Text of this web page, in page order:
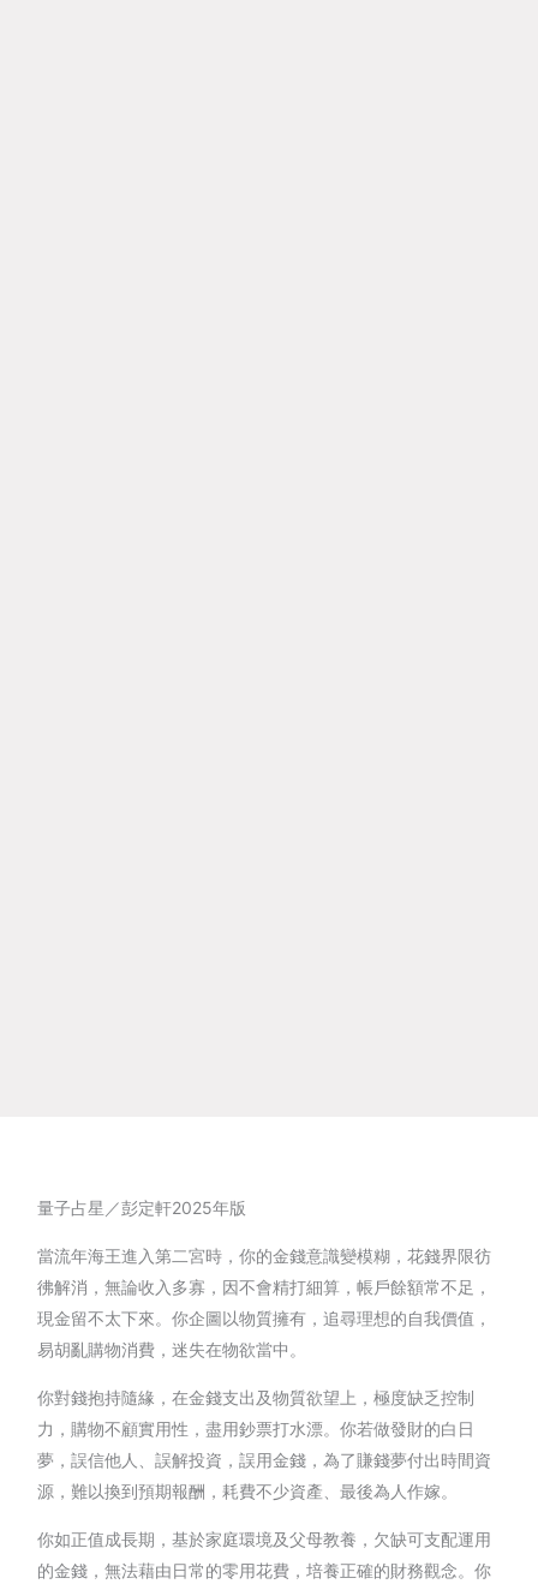
量子占星／彭定軒2025年版
當流年海王進入第二宮時，你的金錢意識變模糊，花錢界限彷
彿解消，無論收入多寡，因不會精打細算，帳戶餘額常不足，
現金留不太下來。你企圖以物質擁有，追尋理想的自我價值，
易胡亂購物消費，迷失在物欲當中。
你對錢抱持隨緣，在金錢支出及物質欲望上，極度缺乏控制
力，購物不顧實用性，盡用鈔票打水漂。你若做發財的白日
夢，誤信他人、誤解投資，誤用金錢，為了賺錢夢付出時間資
源，難以換到預期報酬，耗費不少資產、最後為人作嫁。
你如正值成長期，基於家庭環境及父母教養，欠缺可支配運用
的金錢，無法藉由日常的零用花費，培養正確的財務觀念。你